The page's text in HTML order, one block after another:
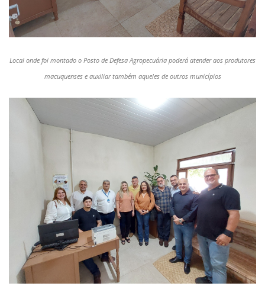
Local onde foi montado o Posto de Defesa Agropecuária poderá atender aos produtores
macuquensese auxiliar também aqueles de outros municípios